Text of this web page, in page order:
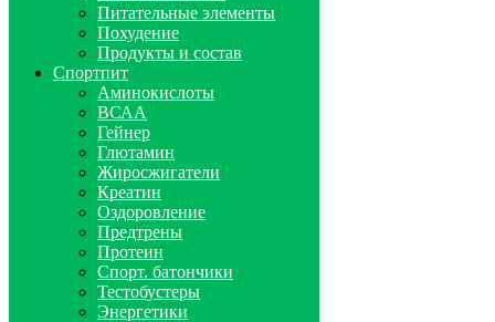
Питательные элементы
Похудение
Продукты и состав
Спортпит
Аминокислоты
ВСАА
Гейнер
Глютамин
Жиросжигатели
Креатин
Оздоровление
Предтрены
Протеин
Спорт. батончики
Тестобустеры
Энергетики